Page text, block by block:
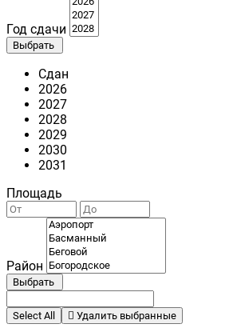
Год сдачи
Выбрать
Сдан
2026
2027
2028
2029
2030
2031
Площадь
Район
Выбрать
Select All Удалить выбранные